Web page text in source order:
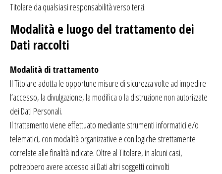
Titolare da qualsiasi responsabilità verso terzi.
Modalità e luogo del trattamento dei
Dati raccolti
Modalità di trattamento
Il Titolare adotta le opportune misure di sicurezza volte ad impedire
l’accesso, la divulgazione, la modifica o la distruzione non autorizzate
dei Dati Personali.
Il trattamento viene effettuato mediante strumenti informatici e/o
telematici, con modalità organizzative e con logiche strettamente
correlate alle finalità indicate. Oltre al Titolare, in alcuni casi,
potrebbero avere accesso ai Dati altri soggetti coinvolti